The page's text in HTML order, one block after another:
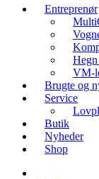
Entreprenør
VM-
Brugte og
Service
Butik
Nyheder
Shop